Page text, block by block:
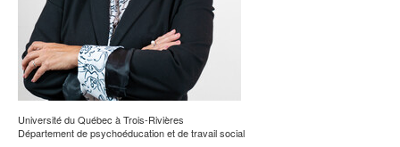
Université du Québec à Trois-Rivières
Département de psychoéducation et de travail social